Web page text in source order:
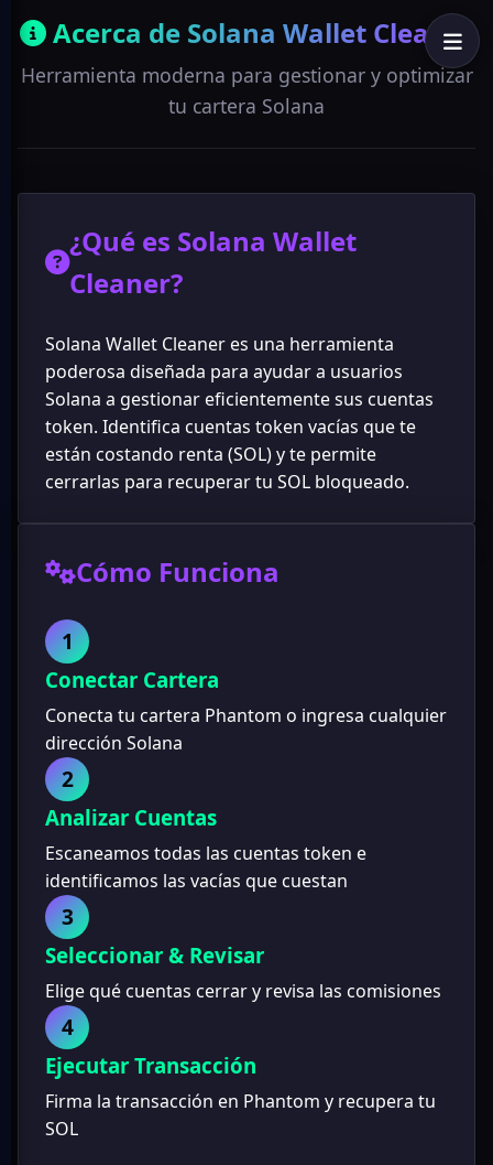
Acerca de Solana Wallet Cleaner
Herramienta moderna para gestionar y optimizar
tu cartera Solana
¿Qué es Solana Wallet
Cleaner?
Solana Wallet Cleaner es una herramienta
poderosa diseñada para ayudar a usuarios
Solana a gestionar eficientemente sus cuentas
token. Identifica cuentas token vacías que te
están costando renta (SOL) y te permite
cerrarlas para recuperar tu SOL bloqueado.
Cómo Funciona
1
Conectar Cartera
Conecta tu cartera Phantom o ingresa cualquier
dirección Solana
2
Analizar Cuentas
Escaneamos todas las cuentas token e
identificamos las vacías que cuestan
3
Seleccionar & Revisar
Elige qué cuentas cerrar y revisa las comisiones
4
Ejecutar Transacción
Firma la transacción en Phantom y recupera tu
SOL